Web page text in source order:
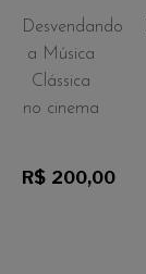
Desvendando
a Música
Clássica
no cinema
R$ 200,00